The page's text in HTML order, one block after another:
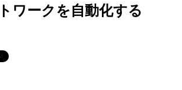
ワークを自動化する